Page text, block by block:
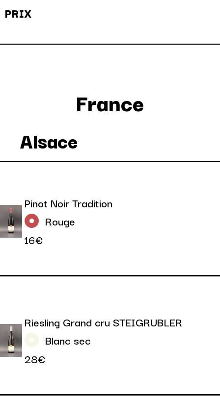
PRIX
France
Alsace
Pinot Noir Tradition
Rouge
16€
Riesling Grand cru STEIGRUBLER
Blanc sec
28€